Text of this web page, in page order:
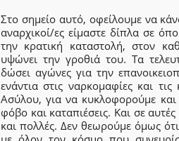
Στο σημείο αυτό, οφείλουμε να
αναρχικοί/ες είμαστε δίπλα σε
την κρατική καταστολή, στον
υψώνει την γροθιά του. Τα
δώσει αγώνες για την
ενάντια στις ναρκομαφίες και
Ασύλου, για να κυκλοφορούμε και
φόβο και καταπιέσεις. Και σε
και πολλές. Δεν θεωρούμε όμως